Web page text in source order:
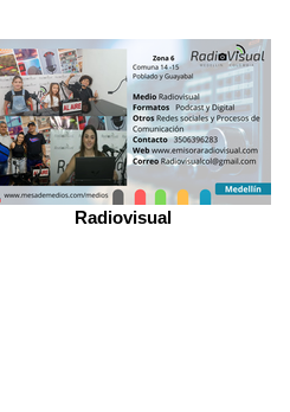
Radiovisual